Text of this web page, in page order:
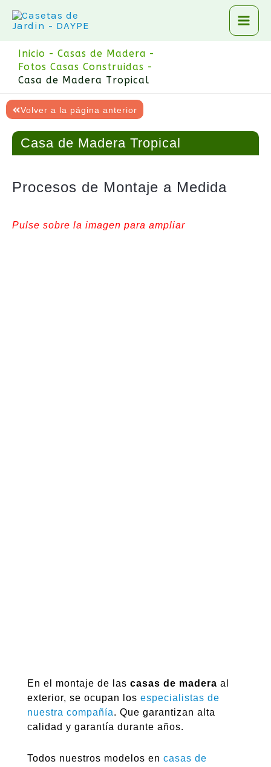
contenido
Inicio
Casas de Madera
Fotos Casas Construidas
Casa de Madera Tropical
Volver a la página anterior
Casa de Madera Tropical
Procesos de Montaje a Medida
Pulse sobre la imagen para ampliar
En el montaje de las casas de madera al
exterior, se ocupan los especialistas de
nuestra compañía. Que garantizan alta
calidad y garantía durante años.
Todos nuestros modelos en casas de